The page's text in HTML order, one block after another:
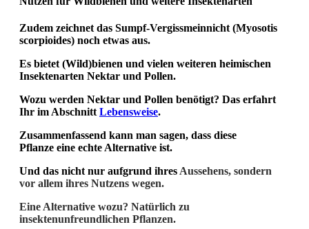
Zudem zeichnet das Sumpf-Vergissmeinnicht (Myosotis
scorpioides) noch etwas aus.
Es bietet (Wild)bienen und vielen weiteren heimischen
Insektenarten Nektar und Pollen.
Wozu werden Nektar und Pollen benötigt? Das erfahrt
Ihr im Abschnitt Lebensweise.
Zusammenfassend kann man sagen, dass diese
Pflanze eine echte Alternative ist.
Und das nicht nur aufgrund ihres Aussehens, sondern
vor allem ihres Nutzens wegen.
Eine Alternative wozu? Natürlich zu
insektenunfreundlichen Pflanzen.